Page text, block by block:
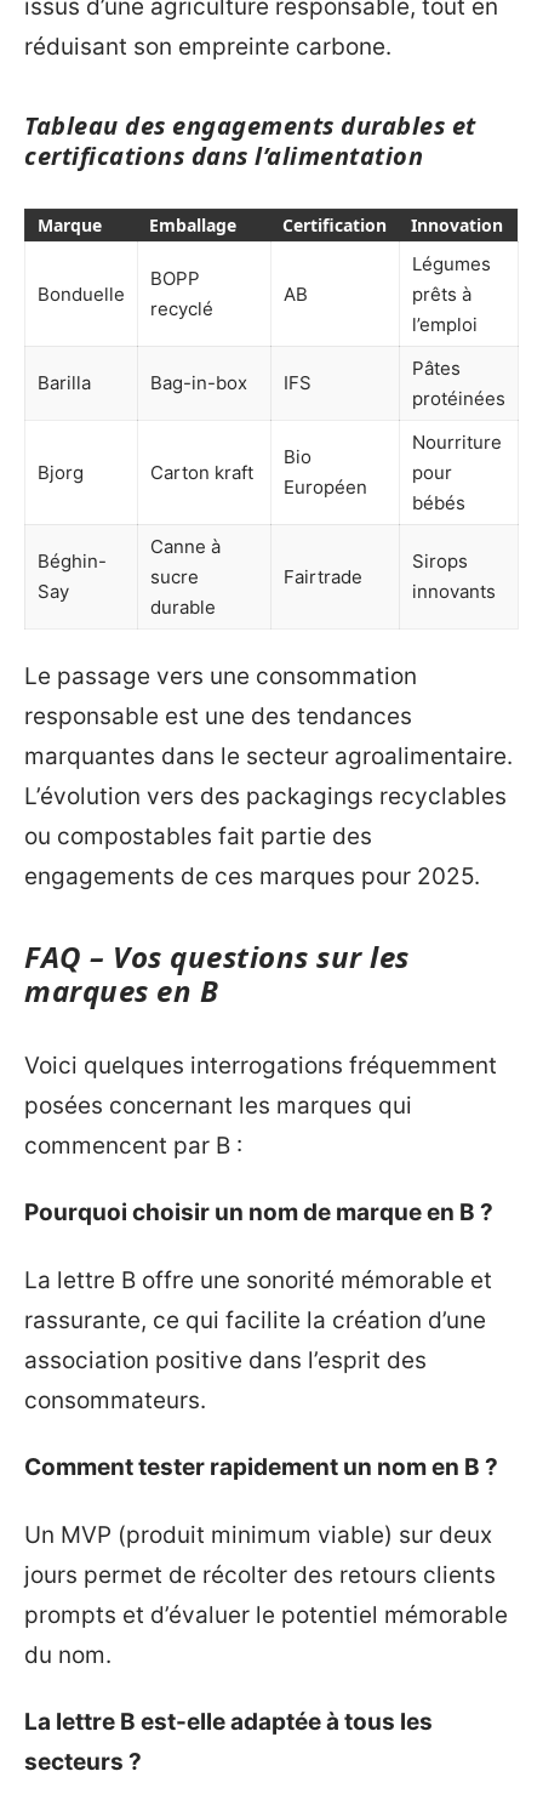
issus d’une agriculture responsable, tout en
réduisant son empreinte carbone.
Tableau des engagements durables et
certifications dans l’alimentation
Marque Emballage Certification Innovation
Bonduelle
BOPP
recyclé
AB
Légumes
prêts à
l’emploi
Barilla Bag-in-box IFS
Pâtes
protéinées
Bjorg Carton kraft
Bio
Européen
Nourriture
pour
bébés
Béghin-
Say
Canne à
sucre
durable
Fairtrade
Sirops
innovants
Le passage vers une consommation
responsable est une des tendances
marquantes dans le secteur agroalimentaire.
L’évolution vers des packagings recyclables
ou compostables fait partie des
engagements de ces marques pour 2025.
FAQ – Vos questions sur les
marques en B
Voici quelques interrogations fréquemment
posées concernant les marques qui
commencent par B :
Pourquoi choisir un nom de marque en B ?
La lettre B offre une sonorité mémorable et
rassurante, ce qui facilite la création d’une
association positive dans l’esprit des
consommateurs.
Comment tester rapidement un nom en B ?
Un MVP (produit minimum viable) sur deux
jours permet de récolter des retours clients
prompts et d’évaluer le potentiel mémorable
du nom.
La lettre B est-elle adaptée à tous les
secteurs ?